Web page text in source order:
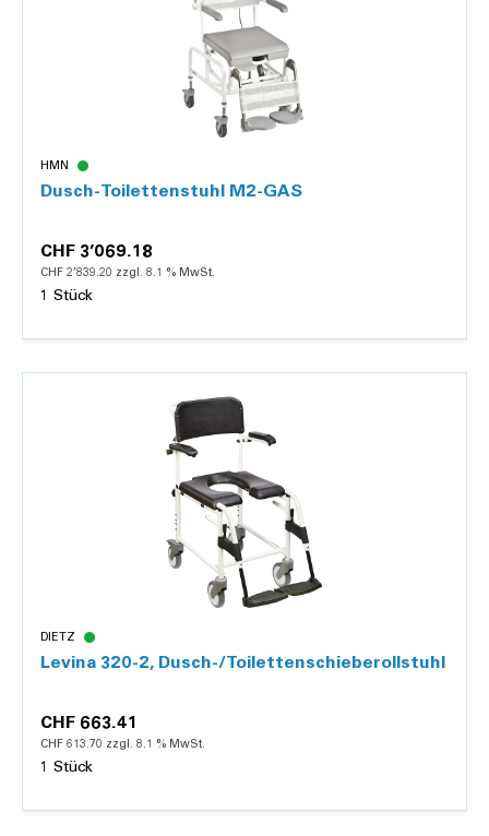
HMN
Dusch-Toilettenstuhl M2-GAS
CHF 3’069.18
CHF 2’839.20 zzgl. 8.1 % MwSt.
1 Stück
Details
DIETZ
Levina 320-2, Dusch-/Toilettenschieberollstuhl
CHF 663.41
CHF 613.70 zzgl. 8.1 % MwSt.
1 Stück